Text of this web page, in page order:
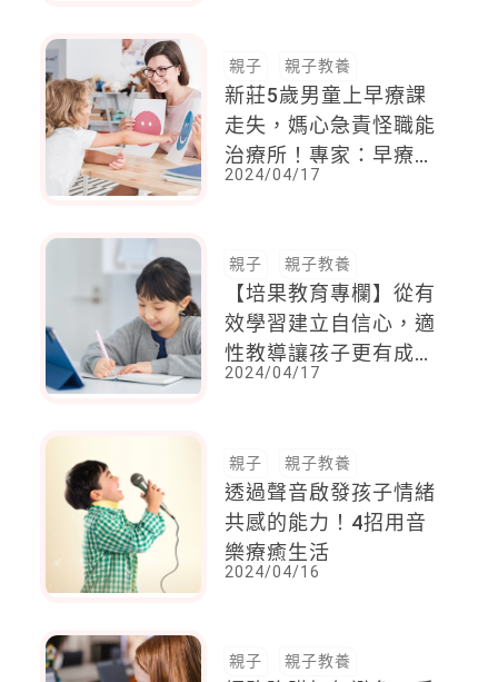
親子 親子教養
新莊5歲男童上早療課
走失，媽心急責怪職能
治療所！專家：早療不
能外包，家才是核心
2024/04/17
親子 親子教養
【培果教育專欄】從有
效學習建立自信心，適
性教導讓孩子更有成就
感
2024/04/17
親子 親子教養
透過聲音啟發孩子情緒
共感的能力！4招用音
樂療癒生活
2024/04/16
親子 親子教養